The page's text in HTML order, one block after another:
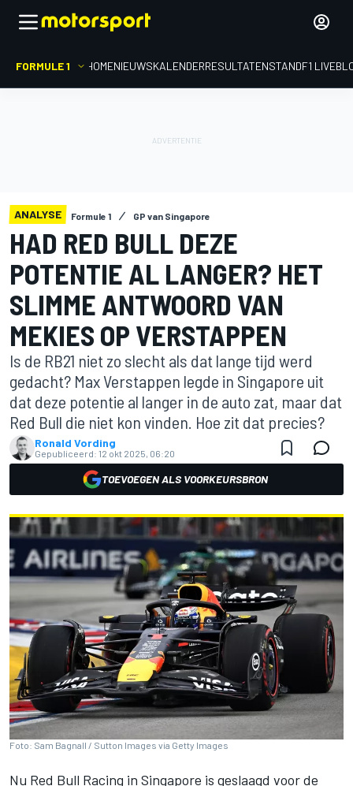
FORMULE 1 HOMENIEUWSKALENDERRESULTATENSTANDF1
ANALYSE Formule 1 GP van Singapore
HAD RED BULL DEZE
POTENTIE AL LANGER? HET
SLIMME ANTWOORD VAN
MEKIES OP VERSTAPPEN
Is de RB21 niet zo slecht als dat lange tijd werd
gedacht? Max Verstappen legde in Singapore uit
dat deze potentie al langer in de auto zat, maar dat
Red Bull die niet kon vinden. Hoe zit dat precies?
Ronald Vording
Gepubliceerd: 12 okt 2025, 06:20
TOEVOEGEN ALS VOORKEURSBRON
Foto: Sam Bagnall / Sutton Images via Getty Images
Nu Red Bull Racing in Singapore is geslaagd voor de